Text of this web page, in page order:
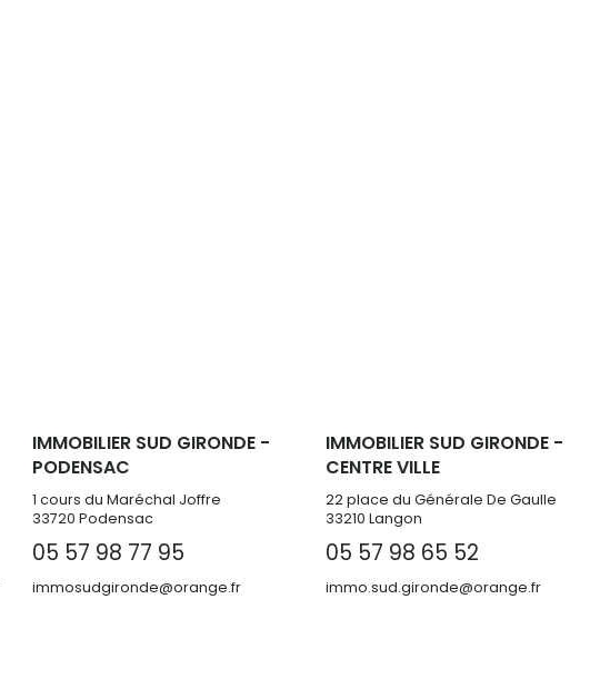
IMMOBILIER SUD GIRONDE -
PODENSAC
1 cours du Maréchal Joffre
33720 Podensac
05 57 98 77 95
immosudgironde@orange.fr
IMMOBILIER SUD GIRONDE -
CENTRE VILLE
22 place du Générale De Gaulle
33210 Langon
05 57 98 65 52
immo.sud.gironde@orange.fr